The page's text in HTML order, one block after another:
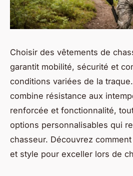
Choisir des vêtements de
garantit mobilité, sécurité et
conditions variées de la
combine résistance aux
renforcée et fonctionnalité,
options personnalisables qui
chasseur. Découvrez
et style pour exceller lors de